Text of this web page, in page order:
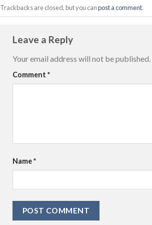
Trackbacks are closed, but you canpost a comment.
Leave a Reply
Your email address will not be published.
Comment *
Name*